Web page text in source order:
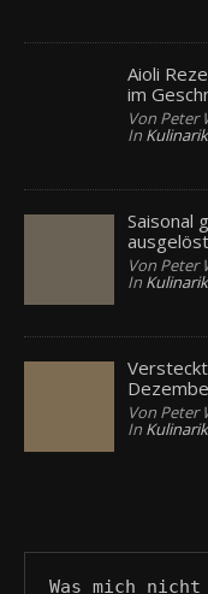
Aioli
im
Von Peter
In Kulinarik
Saisonal
Von Peter
In Kulinarik
Von Peter
In Kulinarik
Was mich